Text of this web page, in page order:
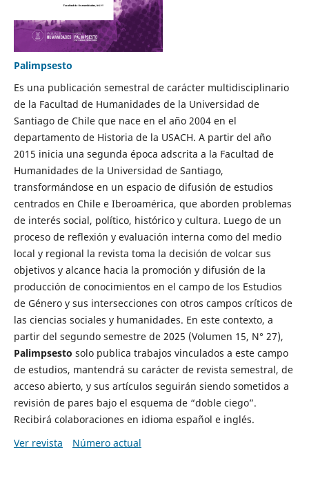
Palimpsesto
Es una publicación semestral de carácter multidisciplinario
de la Facultad de Humanidades de la Universidad de
Santiago de Chile que nace en el año 2004 en el
departamento de Historia de la USACH. A partir del año
2015 inicia una segunda época adscrita a la Facultad de
Humanidades de la Universidad de Santiago,
transformándose en un espacio de difusión de estudios
centrados en Chile e Iberoamérica, que aborden problemas
de interés social, político, histórico y cultura. Luego de un
proceso de reflexión y evaluación interna como del medio
local y regional la revista toma la decisión de volcar sus
objetivos y alcance hacia la promoción y difusión de la
producción de conocimientos en el campo de los Estudios
de Género y sus intersecciones con otros campos críticos de
las ciencias sociales y humanidades. En este contexto, a
partir del segundo semestre de 2025 (Volumen 15, N° 27),
Palimpsesto solo publica trabajos vinculados a este campo
de estudios, mantendrá su carácter de revista semestral, de
acceso abierto, y sus artículos seguirán siendo sometidos a
revisión de pares bajo el esquema de “doble ciego”.
Recibirá colaboraciones en idioma español e inglés.
Ver revista
Número actual